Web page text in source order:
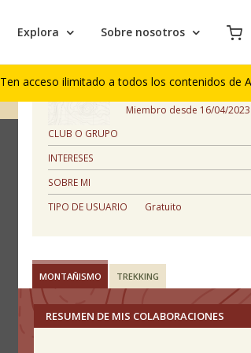
Explora Sobre nosotros
Ten acceso ilimitado a todos los contenidos de
PERFIL
Miembro desde 16/04/2023
CLUB O GRUPO
INTERESES
SOBRE MI
TIPO DE USUARIO
Gratuito
MONTAÑISMO TREKKING
RESUMEN DE MIS COLABORACIONES